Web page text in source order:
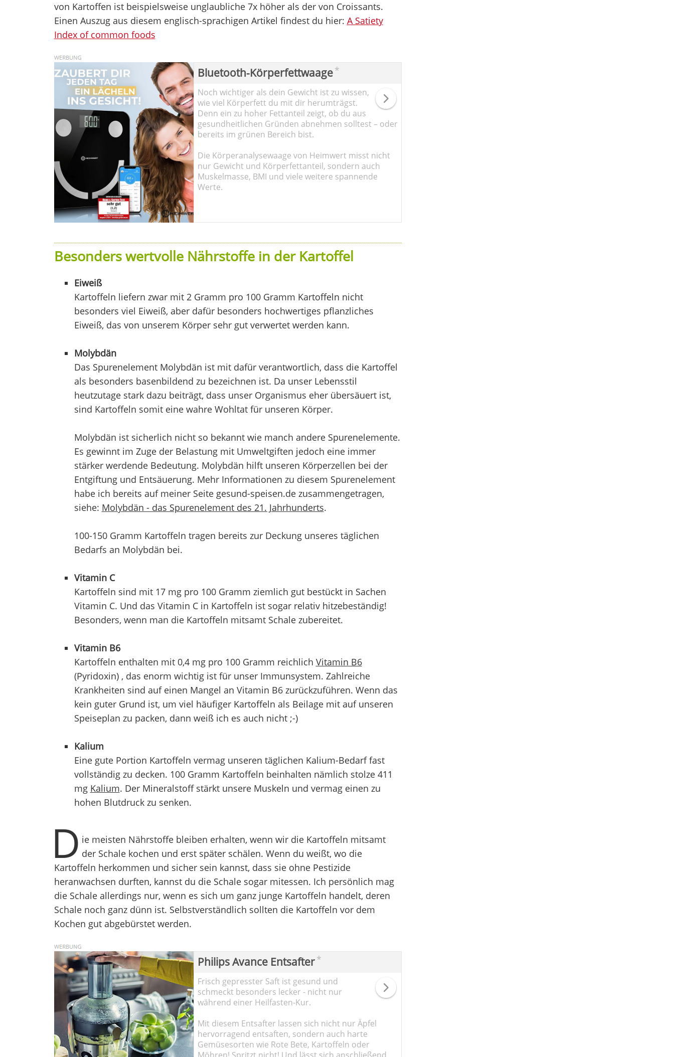
von Kartoffen ist beispielsweise unglaubliche 7x höher als der von Croissants.
Einen Auszug aus diesem englisch-sprachigen Artikel findest du hier: A Satiety
Index of common foods
Bluetooth-Körperfettwaage*
Noch wichtiger als dein Gewicht ist zu wissen,
wie viel Körperfett du mit dir herumträgst.
Denn ein zu hoher Fettanteil zeigt, ob du aus
gesundheitlichen Gründen abnehmen solltest – oder
bereits im grünen Bereich bist.
Die Körperanalysewaage von Heimwert misst nicht
nur Gewicht und Körperfettanteil, sondern auch
Muskelmasse, BMI und viele weitere spannende
Werte.
Besonders wertvolle Nährstoffe in der Kartoffel
Eiweiß
Kartoffeln liefern zwar mit 2 Gramm pro 100 Gramm Kartoffeln nicht
besonders viel Eiweiß, aber dafür besonders hochwertiges pflanzliches
Eiweiß, das von unserem Körper sehr gut verwertet werden kann.
Molybdän
Das Spurenelement Molybdän ist mit dafür verantwortlich, dass die Kartoffel
als besonders basenbildend zu bezeichnen ist. Da unser Lebensstil
heutzutage stark dazu beiträgt, dass unser Organismus eher übersäuert ist,
sind Kartoffeln somit eine wahre Wohltat für unseren Körper.
Molybdän ist sicherlich nicht so bekannt wie manch andere Spurenelemente.
Es gewinnt im Zuge der Belastung mit Umweltgiften jedoch eine immer
stärker werdende Bedeutung. Molybdän hilft unseren Körperzellen bei der
Entgiftung und Entsäuerung. Mehr Informationen zu diesem Spurenelement
habe ich bereits auf meiner Seite gesund-speisen.de zusammengetragen,
siehe: Molybdän - das Spurenelement des 21. Jahrhunderts.
100-150 Gramm Kartoffeln tragen bereits zur Deckung unseres täglichen
Bedarfs an Molybdän bei.
Vitamin C
Kartoffeln sind mit 17 mg pro 100 Gramm ziemlich gut bestückt in Sachen
Vitamin C. Und das Vitamin C in Kartoffeln ist sogar relativ hitzebeständig!
Besonders, wenn man die Kartoffeln mitsamt Schale zubereitet.
Vitamin B6
Kartoffeln enthalten mit 0,4 mg pro 100 Gramm reichlich Vitamin B6
(Pyridoxin) , das enorm wichtig ist für unser Immunsystem. Zahlreiche
Krankheiten sind auf einen Mangel an Vitamin B6 zurückzuführen. Wenn das
kein guter Grund ist, um viel häufiger Kartoffeln als Beilage mit auf unseren
Speiseplan zu packen, dann weiß ich es auch nicht ;-)
Kalium
Eine gute Portion Kartoffeln vermag unseren täglichen Kalium-Bedarf fast
vollständig zu decken. 100 Gramm Kartoffeln beinhalten nämlich stolze 411
mg Kalium. Der Mineralstoff stärkt unsere Muskeln und vermag einen zu
hohen Blutdruck zu senken.
D ie meisten Nährstoffe bleiben erhalten, wenn wir die Kartoffeln mitsamt
der Schale kochen und erst später schälen. Wenn du weißt, wo die
Kartoffeln herkommen und sicher sein kannst, dass sie ohne Pestizide
heranwachsen durften, kannst du die Schale sogar mitessen. Ich persönlich mag
die Schale allerdings nur, wenn es sich um ganz junge Kartoffeln handelt, deren
Schale noch ganz dünn ist. Selbstverständlich sollten die Kartoffeln vor dem
Kochen gut abgebürstet werden.
Philips Avance Entsafter*
Frisch gepresster Saft ist gesund und
schmeckt besonders lecker - nicht nur
während einer Heilfasten-Kur.
Mit diesem Entsafter lassen sich nicht nur Äpfel
hervorragend entsaften, sondern auch harte
Gemüsesorten wie Rote Bete, Kartoffeln oder
Möhren! Spritzt nicht! Und lässt sich anschließend